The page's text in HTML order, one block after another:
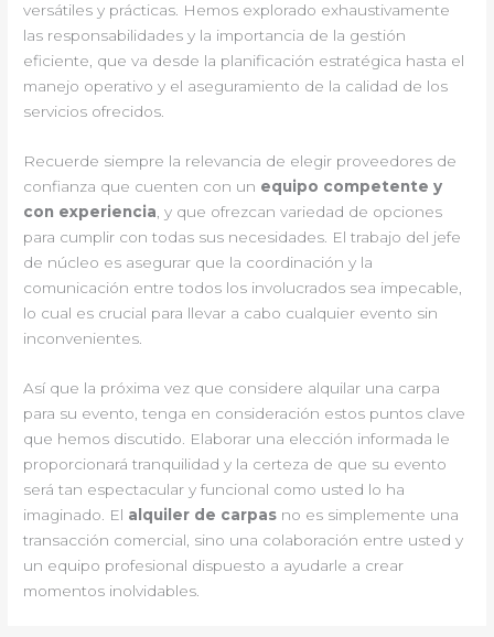
versátiles y prácticas. Hemos explorado exhaustivamente
las responsabilidades y la importancia de la gestión
eficiente, que va desde la planificación estratégica hasta el
manejo operativo y el aseguramiento de la calidad de los
servicios ofrecidos.
Recuerde siempre la relevancia de elegir proveedores de
confianza que cuenten con un equipo competente y
con experiencia , y que ofrezcan variedad de opciones
para cumplir con todas sus necesidades. El trabajo del jefe
de núcleo es asegurar que la coordinación y la
comunicación entre todos los involucrados sea impecable,
lo cual es crucial para llevar a cabo cualquier evento sin
inconvenientes.
Así que la próxima vez que considere alquilar una carpa
para su evento, tenga en consideración estos puntos clave
que hemos discutido. Elaborar una elección informada le
proporcionará tranquilidad y la certeza de que su evento
será tan espectacular y funcional como usted lo ha
imaginado. El alquiler de carpas no es simplemente una
transacción comercial, sino una colaboración entre usted y
un equipo profesional dispuesto a ayudarle a crear
momentos inolvidables.